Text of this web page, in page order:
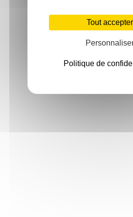
Tout accepter
Politique de